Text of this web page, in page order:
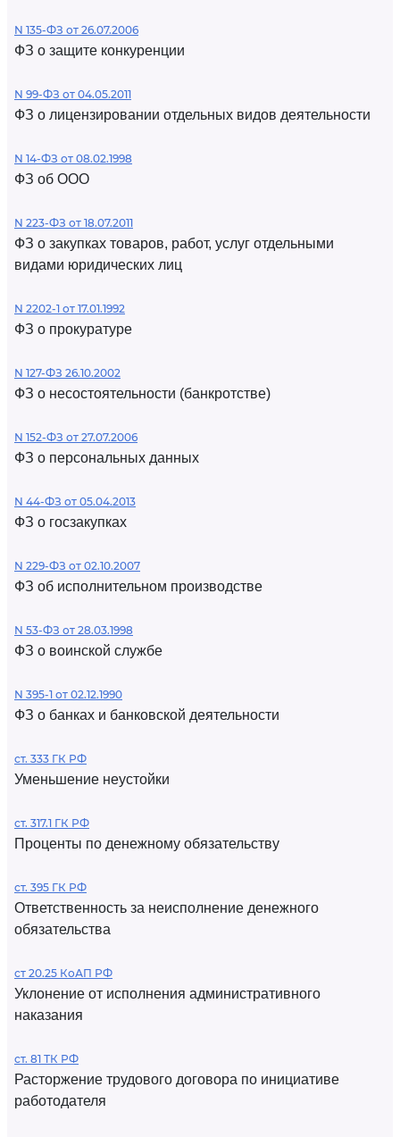
N 135-ФЗ от 26.07.2006
ФЗ о защите конкуренции
N 99-ФЗ от 04.05.2011
ФЗ о лицензировании отдельных видов деятельности
N 14-ФЗ от 08.02.1998
ФЗ об ООО
N 223-ФЗ от 18.07.2011
ФЗ о закупках товаров, работ, услуг отдельными
видами юридических лиц
N 2202-1 от 17.01.1992
ФЗ о прокуратуре
N 127-ФЗ 26.10.2002
ФЗ о несостоятельности (банкротстве)
N 152-ФЗ от 27.07.2006
ФЗ о персональных данных
N 44-ФЗ от 05.04.2013
ФЗ о госзакупках
N 229-ФЗ от 02.10.2007
ФЗ об исполнительном производстве
N 53-ФЗ от 28.03.1998
ФЗ о воинской службе
N 395-1 от 02.12.1990
ФЗ о банках и банковской деятельности
ст. 333 ГК РФ
Уменьшение неустойки
ст. 317.1 ГК РФ
Проценты по денежному обязательству
ст. 395 ГК РФ
Ответственность за неисполнение денежного
обязательства
ст 20.25 КоАП РФ
Уклонение от исполнения административного
наказания
ст. 81 ТК РФ
Расторжение трудового договора по инициативе
работодателя